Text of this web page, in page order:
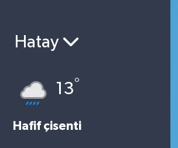
Hatay
13°
Hafif çisenti